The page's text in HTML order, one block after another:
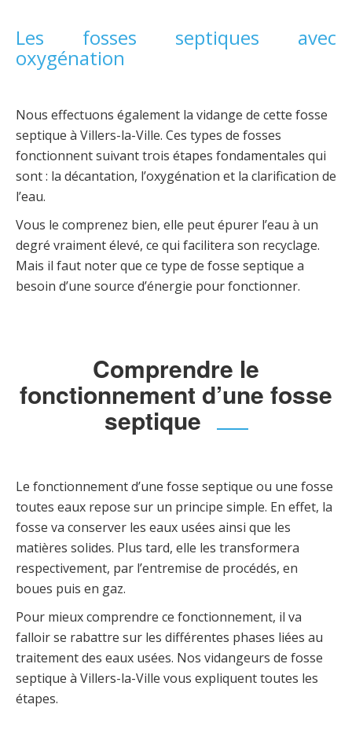
Les fosses septiques avec
oxygénation
Nous effectuons également la vidange de cette fosse
septique à Villers-la-Ville. Ces types de fosses
fonctionnent suivant trois étapes fondamentales qui
sont : la décantation, l’oxygénation et la clarification de
l’eau.
Vous le comprenez bien, elle peut épurer l’eau à un
degré vraiment élevé, ce qui facilitera son recyclage.
Mais il faut noter que ce type de fosse septique a
besoin d’une source d’énergie pour fonctionner.
Comprendre le
fonctionnement d’une fosse
septique
Le fonctionnement d’une fosse septique ou une fosse
toutes eaux repose sur un principe simple. En effet, la
fosse va conserver les eaux usées ainsi que les
matières solides. Plus tard, elle les transformera
respectivement, par l’entremise de procédés, en
boues puis en gaz.
Pour mieux comprendre ce fonctionnement, il va
falloir se rabattre sur les différentes phases liées au
traitement des eaux usées. Nos vidangeurs de fosse
septique à Villers-la-Ville vous expliquent toutes les
étapes.